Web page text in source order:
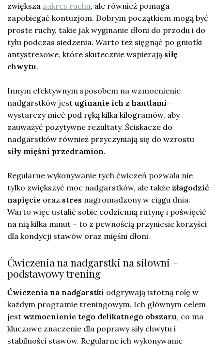
zwiększa zakres ruchu, ale również pomaga
zapobiegać kontuzjom. Dobrym początkiem mogą być
proste ruchy, takie jak wyginanie dłoni do przodu i do
tyłu podczas siedzenia. Warto też sięgnąć po gniotki
antystresowe, które skutecznie wspierają siłę
chwytu.
Innym efektywnym sposobem na wzmocnienie
nadgarstków jest uginanie ich z hantlami –
wystarczy mieć pod ręką kilka kilogramów, aby
zauważyć pozytywne rezultaty. Ściskacze do
nadgarstków również przyczyniają się do wzrostu
siły mięśni przedramion.
Regularne wykonywanie tych ćwiczeń pozwala nie
tylko zwiększyć moc nadgarstków, ale także złagodzić
napięcie oraz stres nagromadzony w ciągu dnia.
Warto więc ustalić sobie codzienną rutynę i poświęcić
na nią kilka minut – to z pewnością przyniesie korzyści
dla kondycji stawów oraz mięśni dłoni.
Ćwiczenia na nadgarstki na siłowni –
podstawowy trening
Ćwiczenia na nadgarstki odgrywają istotną rolę w
każdym programie treningowym. Ich głównym celem
jest wzmocnienie tego delikatnego obszaru, co ma
kluczowe znaczenie dla poprawy siły chwytu i
stabilności stawów. Regularne ich wykonywanie